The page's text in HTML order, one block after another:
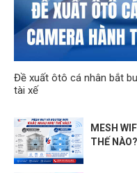
Đề xuất ôtô cá nhân bắt
tài xế
MESH
THẾ NÀO?